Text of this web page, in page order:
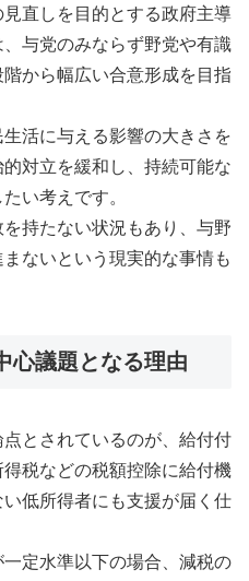
直しを目的とする政府主導
与党のみならず野党や有識
から幅広い合意形成を目指
活に与える影響の大きさを
対立を緩和し、持続可能な
い考えです。
持たない状況もあり、与野
ないという現実的な事情も
心議題となる理由
とされているのが、給付付
税などの税額控除に給付機
低所得者にも支援が届く仕
定水準以下の場合、減税の